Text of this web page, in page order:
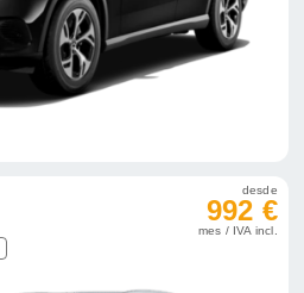
desde
992 €
mes / IVA incl.